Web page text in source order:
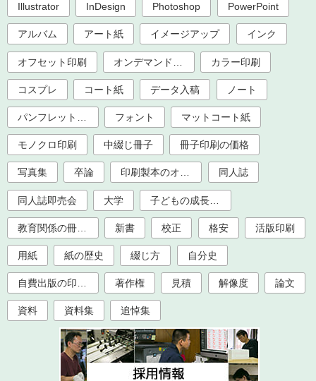
Illustrator InDesign Photoshop PowerPoint
アルバム アート紙 イメージアップ インク
オフセット印刷 カラー印刷
コスプレ コート紙 データ入稿 ノート
フォント マットコート紙
モノクロ印刷 中綴じ冊子 冊子印刷の価格
写真集 卒論 印刷製本のオプション加工 同人誌
同人誌即売会 大学
新書 校正 格安 活版印刷
用紙 紙の歴史 綴じ方 自分史
著作権 見積 解像度 論文
資料 資料集 追悼集